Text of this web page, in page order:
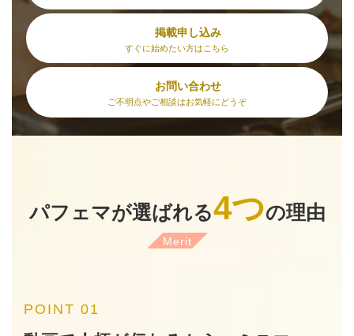
掲載申し込み
すぐに始めたい方はこちら
お問い合わせ
ご不明点やご相談はお気軽にどうぞ
パフェマが選ばれる4つの理由
Merit
POINT 01